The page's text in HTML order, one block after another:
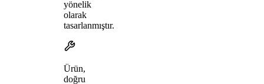
yönelik
olarak
tasarlanmıştır.
Ürün,
doğru